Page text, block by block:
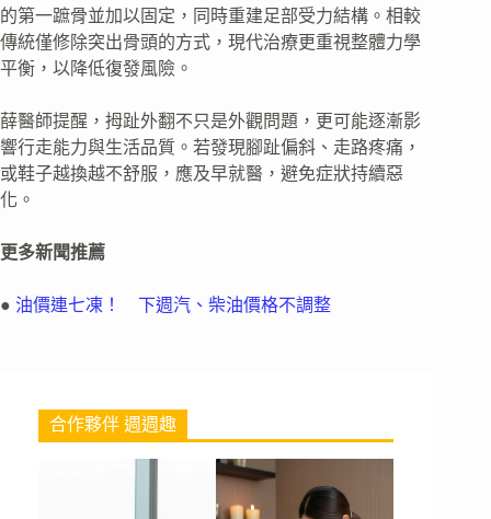
的第一蹠骨並加以固定，同時重建足部受力結構。相較
傳統僅修除突出骨頭的方式，現代治療更重視整體力學
平衡，以降低復發風險。
薛醫師提醒，拇趾外翻不只是外觀問題，更可能逐漸影
響行走能力與生活品質。若發現腳趾偏斜、走路疼痛，
或鞋子越換越不舒服，應及早就醫，避免症狀持續惡
化。
更多新聞推薦
● 油價連七凍！ 下週汽、柴油價格不調整
合作夥伴 週週趣